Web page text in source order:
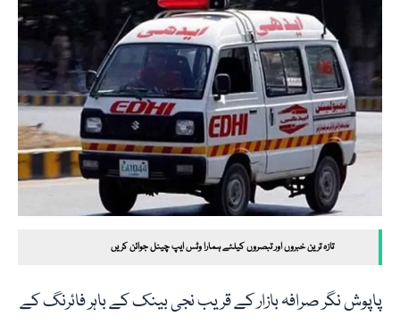
تازہ ترین خبروں اور تبصروں کیلئے ہمارا وٹس ایپ چینل جوائن کریں
پاپوش نگر صرافہ بازار کے قریب نجی بینک کے باہر فائرنگ کے